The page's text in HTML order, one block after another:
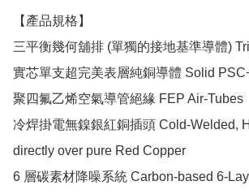
【產品規格】
三平衡幾何舖排 (單獨的接地基準導體)
實芯單支超完美表層純銅導體 Solid
聚四氟乙烯空氣導管絕緣 FEP Air-Tubes
冷焊掛電無鎳銀紅銅插頭 Cold-Welded,
directly over pure Red Copper
6 層碳素材降噪系統 Carbon-based 6-